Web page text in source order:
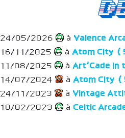
24/05/2026 à Valence
16/11/2025
à Atom City
11/08/2025
à Art’Cade
14/07/2024
à Atom City
24/11/2023
à Vintage
10/02/2023
à Celtic